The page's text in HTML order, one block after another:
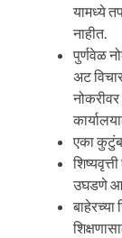
यामध्ये
नाहीत.
पुर्णवेळ
अट
नोकरीवर
एका
उघडणे
बाहेरच्या